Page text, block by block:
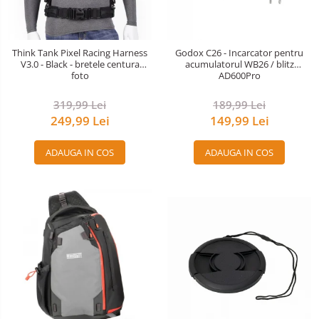
Think Tank Pixel Racing Harness
V3.0 - Black - bretele centura
foto
319,99 Lei
249,99 Lei
ADAUGA IN COS
Godox C26 - Incarcator pentru
acumulatorul WB26 / blitz
AD600Pro
189,99 Lei
149,99 Lei
ADAUGA IN COS